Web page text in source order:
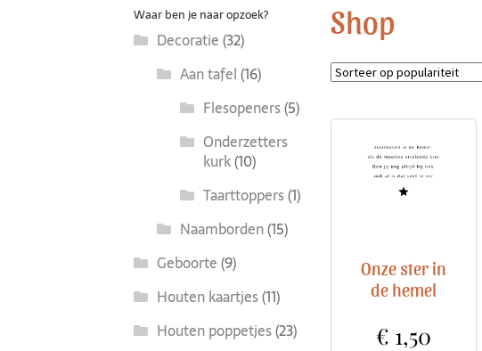
Waar ben je naar opzoek?
Decoratie(32)
Aan tafel(16)
Flesopeners(5)
Onderzetters
kurk(10)
Taarttoppers(1)
Naamborden(15)
Geboorte(9)
Houten kaartjes(11)
Houten poppetjes(23)
Shop
Onze ster in
de hemel
€ 1,50